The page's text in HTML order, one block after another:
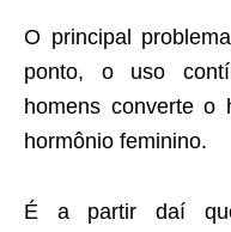
O principal
ponto, o uso
homens converte o
hormônio feminino.
É a partir daí